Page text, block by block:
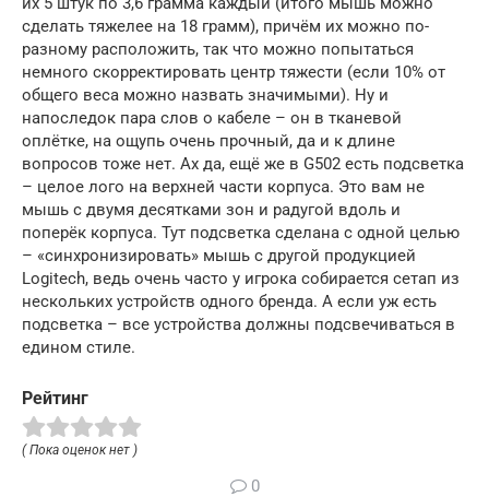
сделать тяжелее на 18 грамм), причём их можно по-
разному расположить, так что можно попытаться
немного скорректировать центр тяжести (если 10% от
общего веса можно назвать значимыми). Ну и
напоследок пара слов о кабеле – он в тканевой
оплётке, на ощупь очень прочный, да и к длине
вопросов тоже нет. Ах да, ещё же в G502 есть подсветка
– целое лого на верхней части корпуса. Это вам не
мышь с двумя десятками зон и радугой вдоль и
поперёк корпуса. Тут подсветка сделана с одной целью
– «синхронизировать» мышь с другой продукцией
Logitech, ведь очень часто у игрока собирается сетап из
нескольких устройств одного бренда. А если уж есть
подсветка – все устройства должны подсвечиваться в
едином стиле.
Рейтинг
( Пока оценок нет )
0